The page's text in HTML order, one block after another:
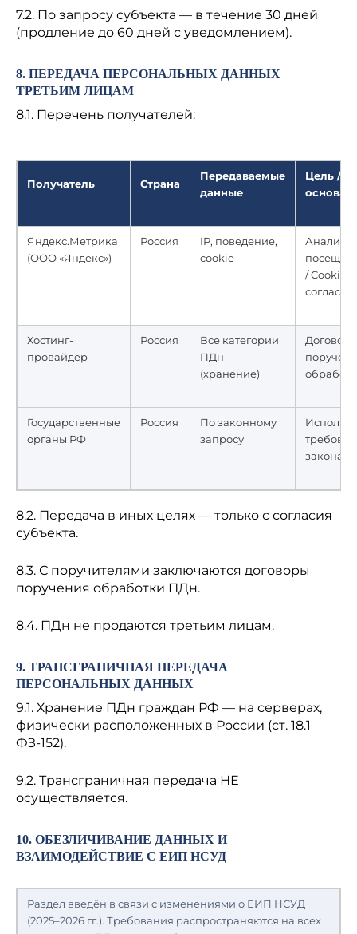
7.2. По запросу субъекта — в течение 30 дней
(продление до 60 дней с уведомлением).
8. ПЕРЕДАЧА ПЕРСОНАЛЬНЫХ ДАННЫХ
ТРЕТЬИМ ЛИЦАМ
8.1. Перечень получателей:
Получатель Страна
Передаваемые
данные
Цель /
Яндекс.Метрика
(ООО «Яндекс»)
Россия
IP, поведение,
cookie
Анализ
/ Cookie-
согласие
Хостинг-
провайдер
Россия
Все категории
ПДн
(хранение)
Договор
Государственные
органы РФ
Россия
По законному
запросу
закона
8.2. Передача в иных целях — только с согласия
субъекта.
8.3. С поручителями заключаются договоры
поручения обработки ПДн.
8.4. ПДн не продаются третьим лицам.
9. ТРАНСГРАНИЧНАЯ ПЕРЕДАЧА
ПЕРСОНАЛЬНЫХ ДАННЫХ
9.1. Хранение ПДн граждан РФ — на серверах,
физически расположенных в России (ст. 18.1
ФЗ-152).
9.2. Трансграничная передача НЕ
осуществляется.
10. ОБЕЗЛИЧИВАНИЕ ДАННЫХ И
ВЗАИМОДЕЙСТВИЕ С ЕИП НСУД
Раздел введён в связи с изменениями о ЕИП НСУД
(2025–2026 гг.). Требования распространяются на всех